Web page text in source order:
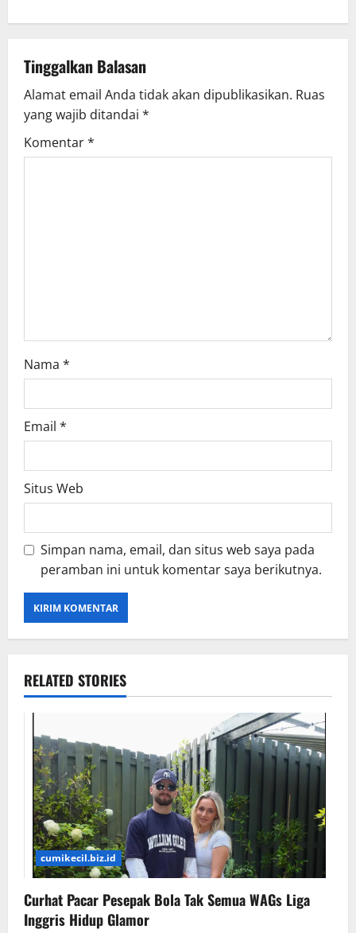
n
a
v
i
g
Tinggalkan Balasan
Alamat email Anda tidak akan dipublikasikan. Ruas
yang wajib ditandai *
Komentar*
Nama *
Email *
Situs Web
Simpan nama, email, dan situs web saya pada
peramban ini untuk komentar saya berikutnya.
RELATED STORIES
cumikecil.biz.id
Curhat Pacar Pesepak Bola Tak Semua WAGs Liga
Inggris Hidup Glamor